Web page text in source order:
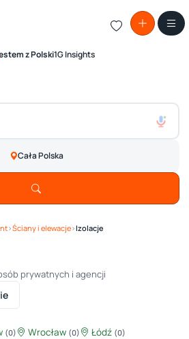
z Polski1G Insights
Cała Polska
›Ściany i elewacje›Izolacje
prywatnych i agencji
(0) Wrocław (0) Łódź (0)